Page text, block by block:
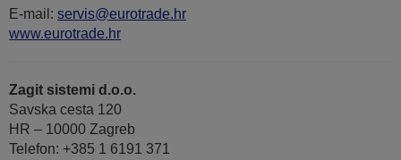
E-mail: servis@eurotrade.hr
www.eurotrade.hr
Zagit sistemi d.o.o.
Savska cesta 120
HR – 10000 Zagreb
Telefon: +385 1 6191 371